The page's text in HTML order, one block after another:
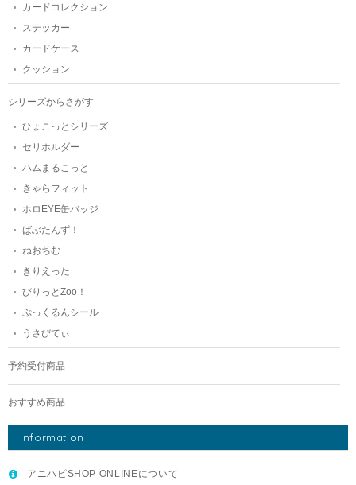
カードコレクション
ステッカー
カードケース
クッション
シリーズからさがす
ひょこっとシリーズ
セリホルダー
ハムまるこっと
きゃらフィット
ホロEYE缶バッジ
ばぶたんず！
ねおちむ
きりえった
びりっとZoo！
ぷっくるんシール
うさびてぃ
予約受付商品
おすすめ商品
Information
アニハピSHOP ONLINEについて